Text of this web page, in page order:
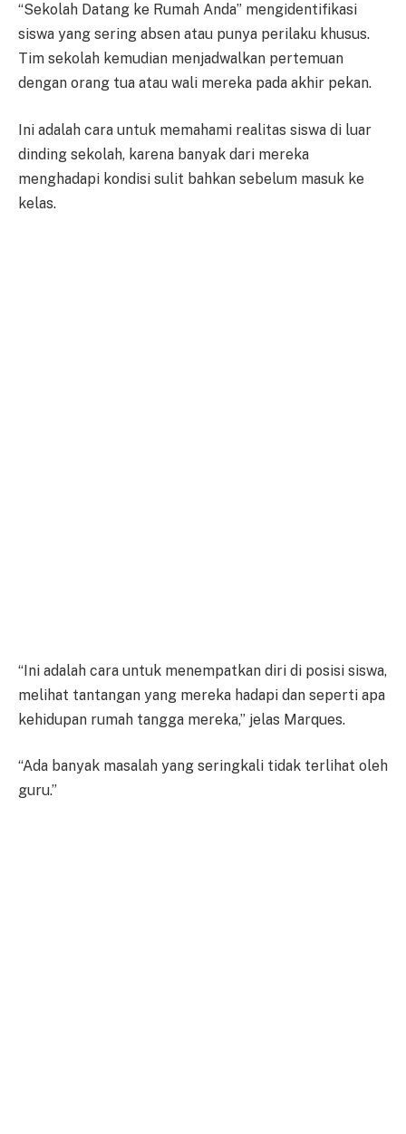
“Sekolah Datang ke Rumah Anda” mengidentifikasi
siswa yang sering absen atau punya perilaku khusus.
Tim sekolah kemudian menjadwalkan pertemuan
dengan orang tua atau wali mereka pada akhir pekan.
Ini adalah cara untuk memahami realitas siswa di luar
dinding sekolah, karena banyak dari mereka
menghadapi kondisi sulit bahkan sebelum masuk ke
kelas.
“Ini adalah cara untuk menempatkan diri di posisi siswa,
melihat tantangan yang mereka hadapi dan seperti apa
kehidupan rumah tangga mereka,” jelas Marques.
“Ada banyak masalah yang seringkali tidak terlihat oleh
guru.”